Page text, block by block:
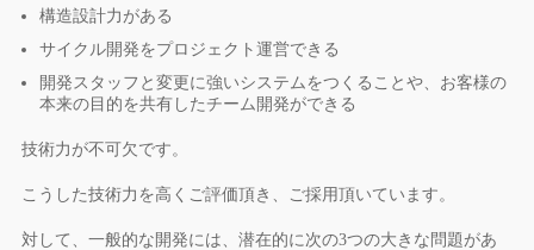
構造設計力がある
サイクル開発をプロジェクト運営できる
開発スタッフと変更に強いシステムをつくることや、お客様の
本来の目的を共有したチーム開発ができる
技術力が不可欠です。
こうした技術力を高くご評価頂き、ご採用頂いています。
対して、一般的な開発には、潜在的に次の3つの大きな問題があ